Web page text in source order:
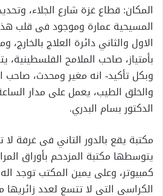
المكان: قطاع غزة شارع الجلاء،
المسيحية عمارة وموجود فى قلب
الاول والثاني دائرة العلاج
بأمتياز، صاحب الملامح الفلسطينية،
وبكل تأكيد- انه مغير ومحدث، صاحب
والخلق الطيب، يعمل على مدار
الدكتور بسام البدري.
يتوسطها مكتبة المزدحم بأوراق
كمبيوتر، وعلى يمين المكتب توجد
الكراسي التى لا تتسع لعدد